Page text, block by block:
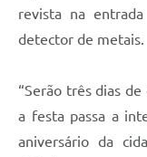
revista na
detector de metais.
“Serão três dias
a festa passa a
aniversário da